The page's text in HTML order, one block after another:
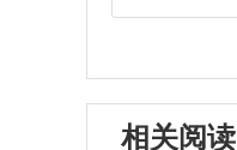
相关阅读